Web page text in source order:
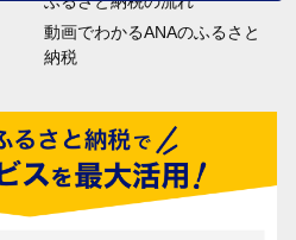
動画でわかるANAのふるさと
納税